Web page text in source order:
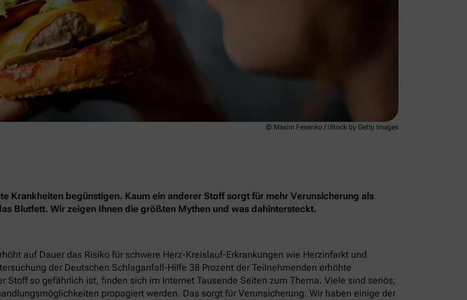
© Maxim Fesenko / iStock by Getty Images
Krankheiten begünstigen. Kaum ein anderer Stoff sorgt für mehr Verunsicherung als
Blutfett. Wir zeigen Ihnen die größten Mythen und was dahintersteckt.
auf Dauer das Risiko für schwere Herz-Kreislauf-Erkrankungen wie Herzinfarkt und
der Deutschen Schlaganfall-Hilfe 38 Prozent der Teilnehmenden erhöhte
Stoff so gefährlich ist, finden sich im Internet Tausende Seiten zum Thema. Viele sind seriös,
propagiert werden. Das sorgt für Verunsicherung. Wir haben einige der